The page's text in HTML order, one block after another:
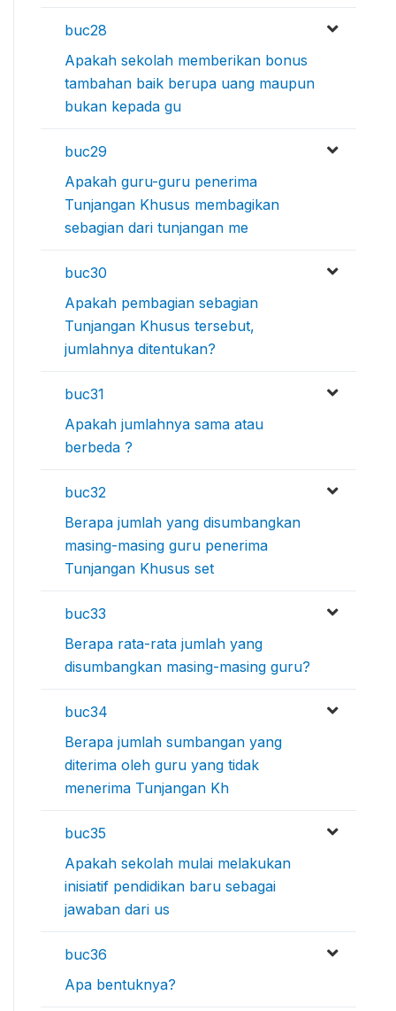
buc28
Apakah sekolah memberikan bonus
tambahan baik berupa uang maupun
bukan kepada gu
buc29
Apakah guru-guru penerima
Tunjangan Khusus membagikan
sebagian dari tunjangan me
buc30
Apakah pembagian sebagian
Tunjangan Khusus tersebut,
jumlahnya ditentukan?
buc31
Apakah jumlahnya sama atau
berbeda ?
buc32
Berapa jumlah yang disumbangkan
masing-masing guru penerima
Tunjangan Khusus set
buc33
Berapa rata-rata jumlah yang
disumbangkan masing-masing guru?
buc34
Berapa jumlah sumbangan yang
diterima oleh guru yang tidak
menerima Tunjangan Kh
buc35
Apakah sekolah mulai melakukan
inisiatif pendidikan baru sebagai
jawaban dari us
buc36
Apa bentuknya?